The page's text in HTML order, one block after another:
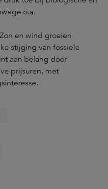
o.a.
Zon en wind groeien
stijging van fossiele
aan belang door
prijsuren, met